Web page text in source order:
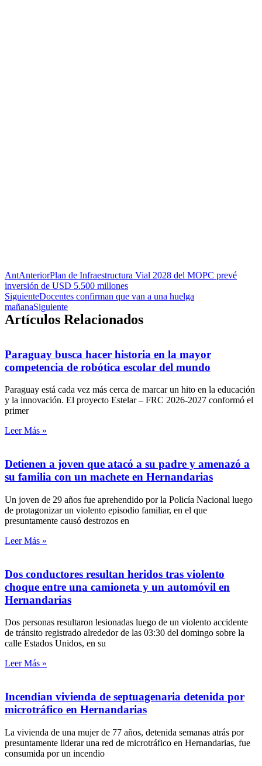
AntAnteriorPlan de Infraestructura Vial 2028 del MOPC prevé
inversión de USD 5.500 millones
SiguienteDocentes confirman que van a una huelga
mañanaSiguiente
Artículos Relacionados
Paraguay busca hacer historia en la mayor
competencia de robótica escolar del mundo
Paraguay está cada vez más cerca de marcar un hito en la educación
y la innovación. El proyecto Estelar – FRC 2026-2027 conformó el
primer
Leer Más »
Detienen a joven que atacó a su padre y amenazó a
su familia con un machete en Hernandarias
Un joven de 29 años fue aprehendido por la Policía Nacional luego
de protagonizar un violento episodio familiar, en el que
presuntamente causó destrozos en
Leer Más »
Dos conductores resultan heridos tras violento
choque entre una camioneta y un automóvil en
Hernandarias
Dos personas resultaron lesionadas luego de un violento accidente
de tránsito registrado alrededor de las 03:30 del domingo sobre la
calle Estados Unidos, en su
Leer Más »
Incendian vivienda de septuagenaria detenida por
microtráfico en Hernandarias
La vivienda de una mujer de 77 años, detenida semanas atrás por
presuntamente liderar una red de microtráfico en Hernandarias, fue
consumida por un incendio